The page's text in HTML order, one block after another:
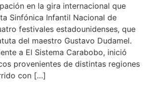
en la gira internacional que
Sinfónica Infantil Nacional de
festivales estadounidenses, que
del maestro Gustavo Dudamel.
a El Sistema Carabobo, inició
provenientes de distintas regiones
con […]